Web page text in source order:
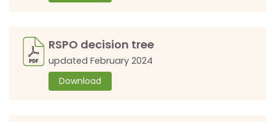
RSPO decision tree
updated February 2024
Download